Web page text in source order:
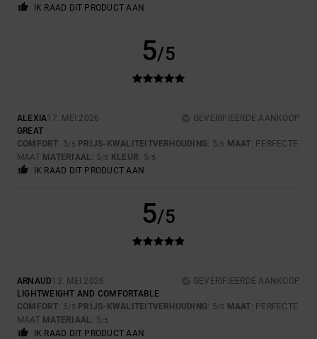
IK RAAD DIT PRODUCT AAN
5/5
ALEXIA17. MEI 2026
GEVERIFIEERDE AANKOOP
GREAT
COMFORT: 5/5 PRIJS-KWALITEITVERHOUDING: 5/5 MAAT: PERFECTE
MAAT MATERIAAL : 5/5 KLEUR: 5/5
IK RAAD DIT PRODUCT AAN
5/5
ARNAUD13. MEI 2026
GEVERIFIEERDE AANKOOP
LIGHTWEIGHT AND COMFORTABLE
COMFORT: 5/5 PRIJS-KWALITEITVERHOUDING: 5/5 MAAT: PERFECTE
MAAT MATERIAAL : 5/5
IK RAAD DIT PRODUCT AAN